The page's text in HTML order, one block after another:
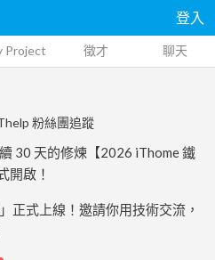
登入
Project 徵才 聊天
粉絲團追蹤
30 天的修煉【2026 iThome 鐵
開啟！
正式上線！邀請你用技術交流，